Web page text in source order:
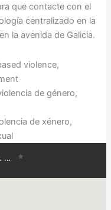
que contacte con el
centralizado en la
la avenida de Galicia.
violence,
de género,
de xénero,